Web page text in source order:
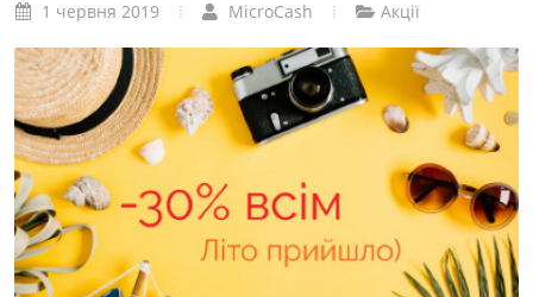
1 червня 2019 MicroCash Акції